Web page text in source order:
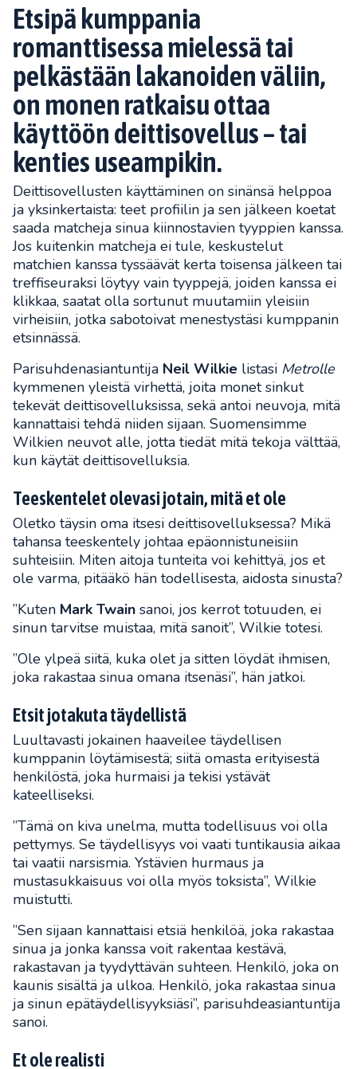
Etsipä kumppania
romanttisessa mielessä tai
pelkästään lakanoiden väliin,
on monen ratkaisu ottaa
käyttöön deittisovellus – tai
kenties useampikin.
Deittisovellusten käyttäminen on sinänsä helppoa
ja yksinkertaista: teet profiilin ja sen jälkeen koetat
saada matcheja sinua kiinnostavien tyyppien kanssa.
Jos kuitenkin matcheja ei tule, keskustelut
matchien kanssa tyssäävät kerta toisensa jälkeen tai
treffiseuraksi löytyy vain tyyppejä, joiden kanssa ei
klikkaa, saatat olla sortunut muutamiin yleisiin
virheisiin, jotka sabotoivat menestystäsi kumppanin
etsinnässä.
Parisuhdenasiantuntija Neil Wilkie listasi Metrolle
kymmenen yleistä virhettä, joita monet sinkut
tekevät deittisovelluksissa, sekä antoi neuvoja, mitä
kannattaisi tehdä niiden sijaan. Suomensimme
Wilkien neuvot alle, jotta tiedät mitä tekoja välttää,
kun käytät deittisovelluksia.
Teeskentelet olevasi jotain, mitä et ole
Oletko täysin oma itsesi deittisovelluksessa? Mikä
tahansa teeskentely johtaa epäonnistuneisiin
suhteisiin. Miten aitoja tunteita voi kehittyä, jos et
ole varma, pitääkö hän todellisesta, aidosta sinusta?
”Kuten Mark Twain sanoi, jos kerrot totuuden, ei
sinun tarvitse muistaa, mitä sanoit”, Wilkie totesi.
”Ole ylpeä siitä, kuka olet ja sitten löydät ihmisen,
joka rakastaa sinua omana itsenäsi”, hän jatkoi.
Etsit jotakuta täydellistä
Luultavasti jokainen haaveilee täydellisen
kumppanin löytämisestä; siitä omasta erityisestä
henkilöstä, joka hurmaisi ja tekisi ystävät
kateelliseksi.
”Tämä on kiva unelma, mutta todellisuus voi olla
pettymys. Se täydellisyys voi vaati tuntikausia aikaa
tai vaatii narsismia. Ystävien hurmaus ja
mustasukkaisuus voi olla myös toksista”, Wilkie
muistutti.
”Sen sijaan kannattaisi etsiä henkilöä, joka rakastaa
sinua ja jonka kanssa voit rakentaa kestävä,
rakastavan ja tyydyttävän suhteen. Henkilö, joka on
kaunis sisältä ja ulkoa. Henkilö, joka rakastaa sinua
ja sinun epätäydellisyyksiäsi”, parisuhdeasiantuntija
sanoi.
Et ole realisti